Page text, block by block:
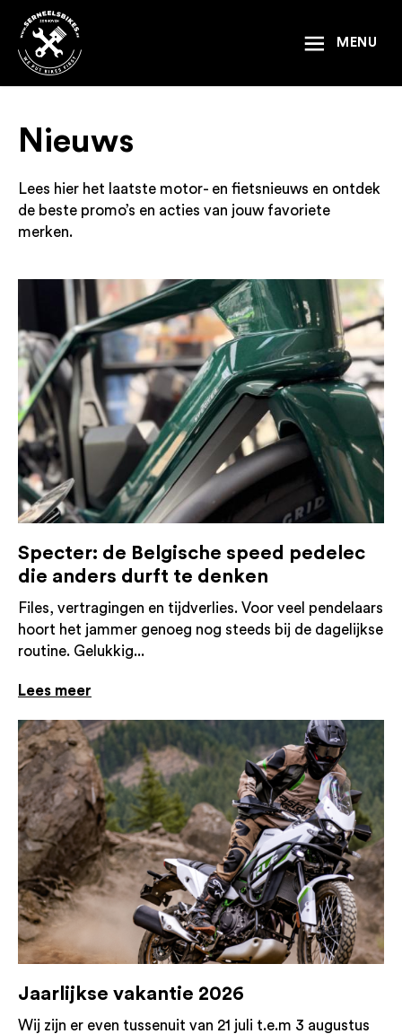
Naar inhoud
MENU
Nieuws
Lees hier het laatste motor- en fietsnieuws en ontdek
de beste promo’s en acties van jouw favoriete
merken.
Specter: de Belgische speed pedelec
die anders durft te denken
Files, vertragingen en tijdverlies. Voor veel pendelaars
hoort het jammer genoeg nog steeds bij de dagelijkse
routine. Gelukkig...
Lees meer
Jaarlijkse vakantie 2026
Wij zijn er even tussenuit van 21 juli t.e.m 3 augustus